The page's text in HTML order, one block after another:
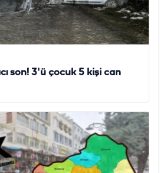
son! 3'ü çocuk 5 kişi can